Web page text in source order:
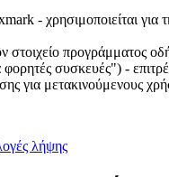
- χρησιμοποιείται για
στοιχείο προγράμματος
συσκευές") -
για μετακινούμενους
λήψης